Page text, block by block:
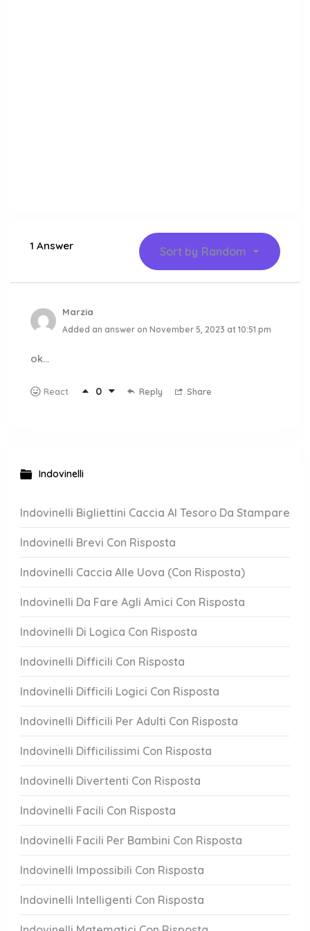
1 Answer Sort by Random
Marzia
Added an answer on November 5, 2023 at 10:51 pm
ok…
React 0 Reply Share
Indovinelli
Indovinelli Bigliettini Caccia Al Tesoro Da Stampare
Indovinelli Brevi Con Risposta
Indovinelli Caccia Alle Uova (Con Risposta)
Indovinelli Da Fare Agli Amici Con Risposta
Indovinelli Di Logica Con Risposta
Indovinelli Difficili Con Risposta
Indovinelli Difficili Logici Con Risposta
Indovinelli Difficili Per Adulti Con Risposta
Indovinelli Difficilissimi Con Risposta
Indovinelli Divertenti Con Risposta
Indovinelli Facili Con Risposta
Indovinelli Facili Per Bambini Con Risposta
Indovinelli Impossibili Con Risposta
Indovinelli Intelligenti Con Risposta